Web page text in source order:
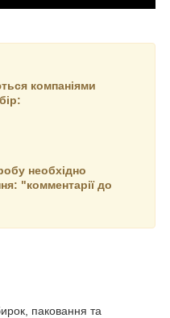
компаніями
необхідно
"комментарії до
паковання та